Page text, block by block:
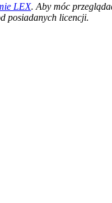
LEX. Aby móc
posiadanych licencji.